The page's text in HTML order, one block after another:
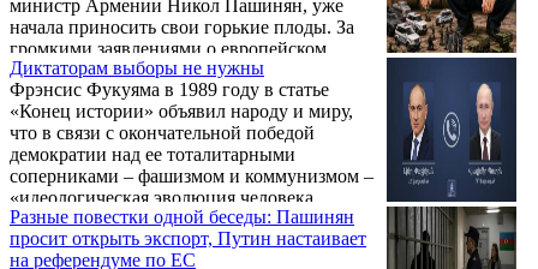
В своем устном заявлении структура
потребовала организовать миссию по
установлению фактов тотального
уничтожения христианского культурного
наследия в Арцахе. Правозащитники прямо
указывают на непрекращающийся
гуманитарный ...
министр Армении Никол Пашинян, уже
начала приносить свои горькие плоды. За
громкими заявлениями о европейском
будущем скрывается суровая реальность:
армянские производители стремительно
теряют ключевые рынки сбыта, тонны
продукции гниют на складах, а профильные
ведомства демонстрируют абсолютную
профессиональную непригодность в защите
интересов отечественного бизнеса.
Диктаторам выборы не нужны
Фрэнсис Фукуяма в 1989 году в статье
«Конец истории» объявил народу и миру,
что в связи с окончательной победой
демократии над ее тоталитарными
соперниками – фашизмом и коммунизмом –
«идеологическая эволюция человека
завершилась». И печально добавил в
заключение, что в результате «жизнь станет,
пожалуй, скучной». Грусть Фукуямы
Разные повестки одной беседы: Пашинян
просит открыть экспорт, Путин настаивает
на референдуме по ЕС